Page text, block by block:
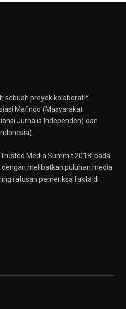
sebuah proyek kolaboratif
Mafindo (Masyarakat
Jurnalis Independen) dan
Media Summit 2018’ pada
melibatkan puluhan media
ratusan pemeriksa fakta di